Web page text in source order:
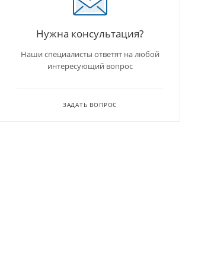
Нужна консультация?
Наши специалисты ответят на любой
интересующий вопрос
ЗАДАТЬ ВОПРОС